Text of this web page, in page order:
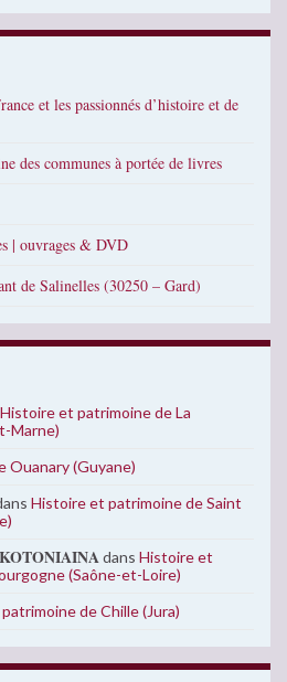
et les passionnés d’histoire et de
des communes à portée de livres
| ouvrages & DVD
de Salinelles (30250 – Gard)
Histoire et patrimoine de La
Marne)
Ouanary (Guyane)
Histoire et patrimoine de Saint
dans Histoire et
(Saône-et-Loire)
de Chille (Jura)